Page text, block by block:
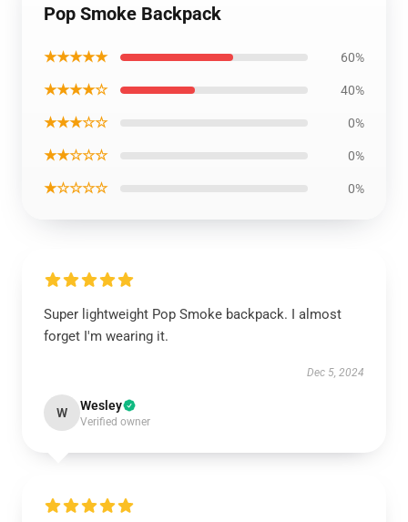
Pop Smoke Backpack
★★★★★ 60%
★★★★☆ 40%
★★★☆☆ 0%
★★☆☆☆ 0%
★☆☆☆☆ 0%
Super lightweight Pop Smoke backpack. I almost
forget I'm wearing it.
Dec 5, 2024
W Wesley
Verified owner